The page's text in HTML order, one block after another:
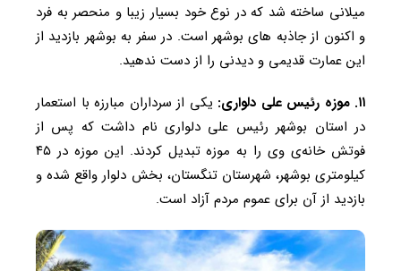
میلانی ساخته شد که در نوع خود بسیار زیبا و منحصر به فرد
و اکنون از جاذبه های بوشهر است. در سفر به بوشهر بازدید از
این عمارت قدیمی و دیدنی را از دست ندهید.
۱۱. موزه رئیس علی دلواری:
یکی از سرداران مبارزه با استعمار
در استان بوشهر رئیس علی دلواری نام داشت که پس از
فوتش خانه‌ی وی را به موزه تبدیل کردند. این موزه در ۴۵
کیلومتری بوشهر، شهرستان تنگستان، بخش دلوار واقع شده و
بازدید از آن برای عموم مردم آزاد است.